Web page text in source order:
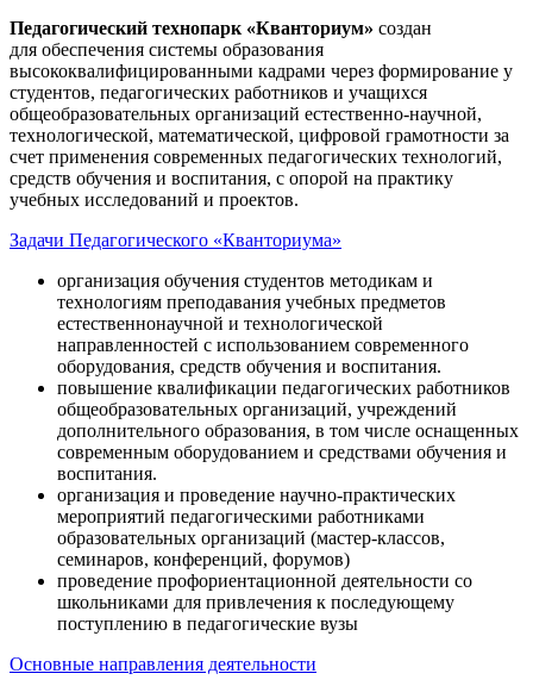
Педагогический технопарк «Кванториум» создан
для обеспечения системы образования
высококвалифицированными кадрами через формирование у
студентов, педагогических работников и учащихся
общеобразовательных организаций естественно-научной,
технологической, математической, цифровой грамотности за
счет применения современных педагогических технологий,
средств обучения и воспитания, с опорой на практику
учебных исследований и проектов.
Задачи Педагогического «Кванториума»
организация обучения студентов методикам и
технологиям преподавания учебных предметов
естественнонаучной и технологической
направленностей с использованием современного
оборудования, средств обучения и воспитания.
повышение квалификации педагогических работников
общеобразовательных организаций, учреждений
дополнительного образования, в том числе оснащенных
современным оборудованием и средствами обучения и
воспитания.
организация и проведение научно-практических
мероприятий педагогическими работниками
образовательных организаций (мастер-классов,
семинаров, конференций, форумов)
проведение профориентационной деятельности со
школьниками для привлечения к последующему
поступлению в педагогические вузы
Основные направления деятельности